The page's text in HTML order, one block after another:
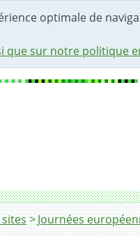
optimale de
que sur notre politique
Journées